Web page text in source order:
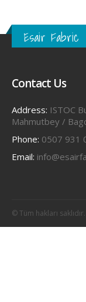
Esair Fabric
Contact Us
Address: ISTOC
Mahmutbey /
Phone: 0507 931
Email:
© Tüm hakları